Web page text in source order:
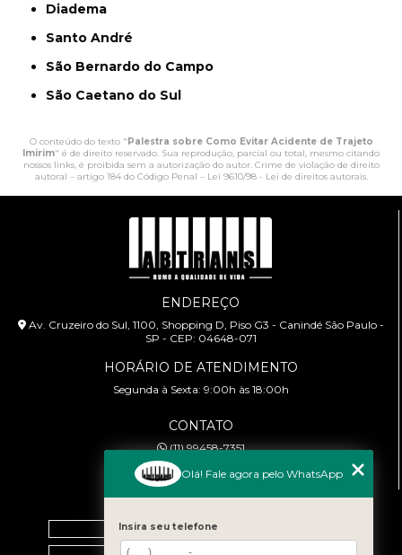
Diadema
Santo André
São Bernardo do Campo
São Caetano do Sul
O conteúdo do texto " Palestra sobre Como Evitar Acidente de Trajeto
Imirim" é de direito reservado. Sua reprodução, parcial ou total, mesmo citando
nossos links, é proibida sem a autorização do autor. Crime de violação de direito
autoral – artigo 184 do Código Penal – Lei 9610/98 - Lei de direitos autorais.
ENDEREÇO
Av. Cruzeiro do Sul, 1100, Shopping D, Piso G3 - Canindé São Paulo -
SP - CEP: 04648-071
HORÁRIO DE ATENDIMENTO
Segunda à Sexta: 9:00h às 18:00h
CONTATO
(11) 99458-7351
cursoabtrans@gmail.com
Home
Olá! Fale agora pelo WhatsApp
Insira seu telefone